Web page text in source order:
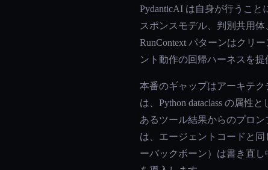
PydanticAI は自身が行うこ
スポンスモデル、判別共用
RunContext パターンはクリ
ント動作の回帰ハーネスを提
本番のギャップはアーキテク
は、Python dataclass の属性
あるツール結果からのプロ
は、エージェントコードと同
ーバックボーン）は書き直し